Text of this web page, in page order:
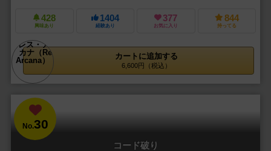
428
興味あり
1404
経験あり
377
お気に入り
844
持ってる
カートに追加する
6,600円（税込）
No.30
コード破り